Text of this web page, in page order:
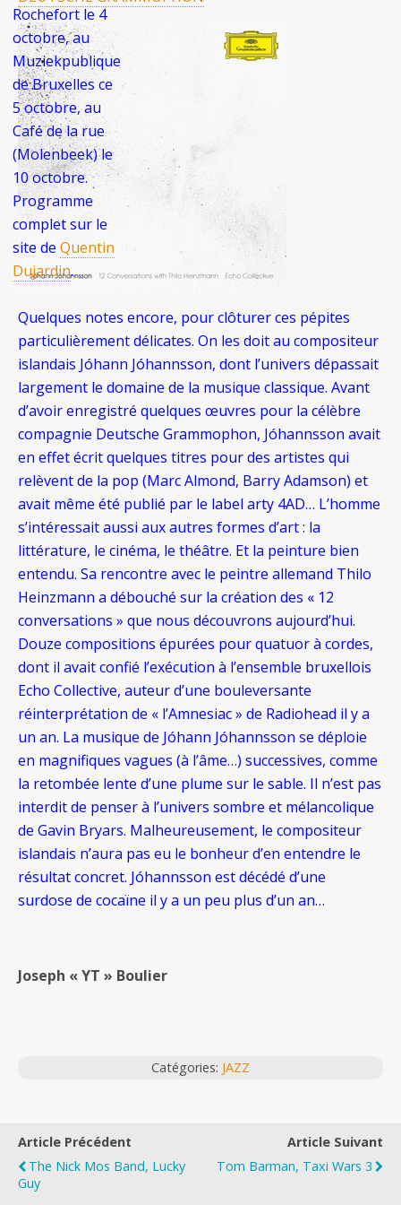
Rochefort le 4
octobre, au
Muziekpublique
de Bruxelles ce
5 octobre, au
Café de la rue
(Molenbeek) le
10 octobre.
Programme
complet sur le
site de Quentin
Dujardin.
Quelques notes encore, pour clôturer ces pépites
particulièrement délicates. On les doit au compositeur
islandais Jóhann Jóhannsson, dont l’univers dépassait
largement le domaine de la musique classique. Avant
d’avoir enregistré quelques œuvres pour la célèbre
compagnie Deutsche Grammophon, Jóhannsson avait
en effet écrit quelques titres pour des artistes qui
relèvent de la pop (Marc Almond, Barry Adamson) et
avait même été publié par le label arty 4AD… L’homme
s’intéressait aussi aux autres formes d’art : la
littérature, le cinéma, le théâtre. Et la peinture bien
entendu. Sa rencontre avec le peintre allemand Thilo
Heinzmann a débouché sur la création des « 12
conversations » que nous découvrons aujourd’hui.
Douze compositions épurées pour quatuor à cordes,
dont il avait confié l’exécution à l’ensemble bruxellois
Echo Collective, auteur d’une bouleversante
réinterprétation de « l’Amnesiac » de Radiohead il y a
un an. La musique de Jóhann Jóhannsson se déploie
en magnifiques vagues (à l’âme…) successives, comme
la retombée lente d’une plume sur le sable. Il n’est pas
interdit de penser à l’univers sombre et mélancolique
de Gavin Bryars. Malheureusement, le compositeur
islandais n’aura pas eu le bonheur d’en entendre le
résultat concret. Jóhannsson est décédé d’une
surdose de cocaïne il y a un peu plus d’un an…
Joseph « YT » Boulier
Catégories: JAZZ
Article Précédent
The Nick Mos Band, Lucky
Guy
Article Suivant
Tom Barman, Taxi Wars 3